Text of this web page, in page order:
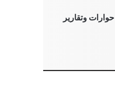
حوارات وتقارير